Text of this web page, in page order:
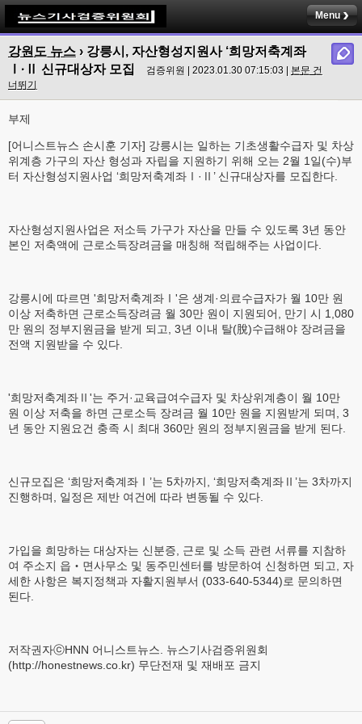
Menu
강원도 뉴스 › 강릉시, 자산형성지원사 ‘희망저축계좌
Ⅰ·Ⅱ 신규대상자 모집
검증위원 | 2023.01.30 07:15:03 | 본문 건
너뛰기
부제
[어니스트뉴스 손시훈 기자] 강릉시는 일하는 기초생활수급자 및 차상
위계층 가구의 자산 형성과 자립을 지원하기 위해 오는 2월 1일(수)부
터 자산형성지원사업 ‘희망저축계좌Ⅰ·Ⅱ’ 신규대상자를 모집한다.
자산형성지원사업은 저소득 가구가 자산을 만들 수 있도록 3년 동안
본인 저축액에 근로소득장려금을 매칭해 적립해주는 사업이다.
강릉시에 따르면 '희망저축계좌Ⅰ'은 생계·의료수급자가 월 10만 원
이상 저축하면 근로소득장려금 월 30만 원이 지원되어, 만기 시 1,080
만 원의 정부지원금을 받게 되고, 3년 이내 탈(脫)수급해야 장려금을
전액 지원받을 수 있다.
'희망저축계좌Ⅱ'는 주거·교육급여수급자 및 차상위계층이 월 10만
원 이상 저축을 하면 근로소득 장려금 월 10만 원을 지원받게 되며, 3
년 동안 지원요건 충족 시 최대 360만 원의 정부지원금을 받게 된다.
신규모집은 ‘희망저축계좌Ⅰ’는 5차까지, ‘희망저축계좌Ⅱ’는 3차까지
진행하며, 일정은 제반 여건에 따라 변동될 수 있다.
가입을 희망하는 대상자는 신분증, 근로 및 소득 관련 서류를 지참하
여 주소지 읍‧면사무소 및 동주민센터를 방문하여 신청하면 되고, 자
세한 사항은 복지정책과 자활지원부서 (033-640-5344)로 문의하면
된다.
저작권자ⓒHNN 어니스트뉴스. 뉴스기사검증위원회
(http://honestnews.co.kr) 무단전재 및 재배포 금지